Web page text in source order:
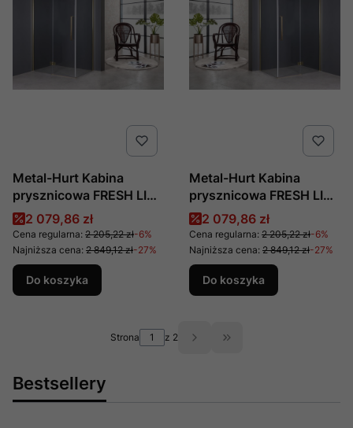
Metal-Hurt Kabina
prysznicowa FRESH LINE
asymetryczna
prostokątna
80x120x195 Lewa złota
BK248T08/12ZL
Cena promocyjna
2 079,86 zł
Cena regularna: 2 205,22 zł-6%
Najniższa cena: 2 849,12 zł-27%
Do koszyka
Metal-Hurt Kabina
prysznicowa FRESH LINE
asymetryczna
prostokątna
80x120x195 prawa
złota BK248T08/12ZP
Cena promocyjna
2 079,86 zł
Cena regularna: 2 205,22 zł-6%
Najniższa cena: 2 849,12 zł-27%
Do koszyka
Strona z 2 Przejdź do ostatniej
Bestsellery